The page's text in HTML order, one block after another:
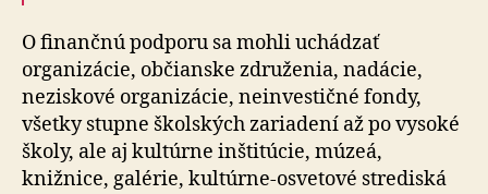
O finančnú podporu sa mohli uchádzať
organizácie, občianske združenia, nadácie,
neziskové organizácie, neinvestičné fondy,
všetky stupne školských zariadení až po vysoké
školy, ale aj kultúrne inštitúcie, múzeá,
knižnice, galérie, kultúrne-osvetové strediská